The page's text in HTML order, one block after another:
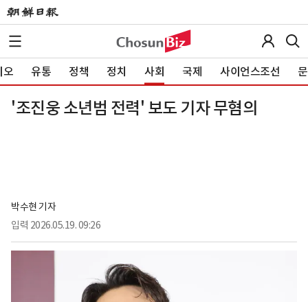
오 유통 정책 정치 사회 국제 사이언스조선
'조진웅 소년범 전력' 보도 기자 무혐의
박수현 기자
입력 2026.05.19. 09:26